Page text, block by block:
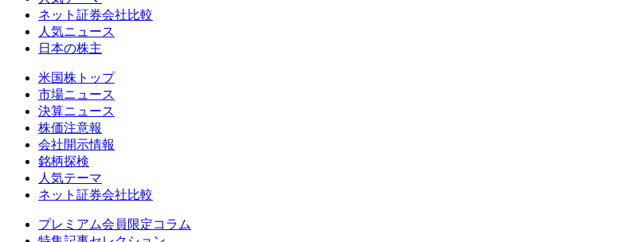
ネット証券会社比較
人気ニュース
日本の株主
米国株トップ
市場ニュース
決算ニュース
株価注意報
会社開示情報
銘柄探検
人気テーマ
ネット証券会社比較
プレミアム会員限定コラム